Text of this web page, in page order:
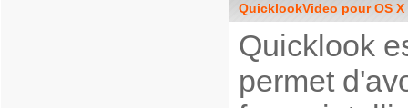
QuicklookVideo pour OS X
Quicklook
permet